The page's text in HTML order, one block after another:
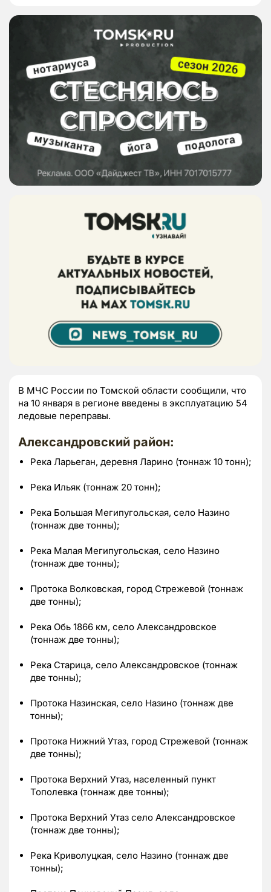
В МЧС России по Томской области сообщили, что
на 10 января в регионе введены в эксплуатацию 54
ледовые переправы.
Александровский район:
Река Ларьеган, деревня Ларино (тоннаж 10 тонн);
Река Ильяк (тоннаж 20 тонн);
Река Большая Мегипугольская, село Назино
(тоннаж две тонны);
Река Малая Мегипугольская, село Назино
(тоннаж две тонны);
Протока Волковская, город Стрежевой (тоннаж
две тонны);
Река Обь 1866 км, село Александровское
(тоннаж две тонны);
Река Старица, село Александровское (тоннаж
две тонны);
Протока Назинская, село Назино (тоннаж две
тонны);
Протока Нижний Утаз, город Стрежевой (тоннаж
две тонны);
Протока Верхний Утаз, населенный пункт
Тополевка (тоннаж две тонны);
Протока Верхний Утаз село Александровское
(тоннаж две тонны);
Река Криволуцкая, село Назино (тоннаж две
тонны);